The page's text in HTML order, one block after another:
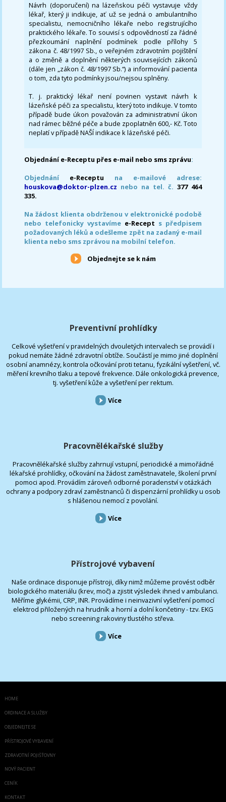
Návrh (doporučení) na lázeňskou péči vystavuje vždy
lékař, který ji indikuje, ať už se jedná o ambulantního
specialistu, nemocničního lékaře nebo registrujícího
praktického lékaře. To souvisí s odpovědností za řádné
přezkoumání naplnění podmínek podle přílohy 5
zákona č. 48/1997 Sb., o veřejném zdravotním pojištění
a o změně a doplnění některých souvisejících zákonů
(dále jen „zákon č. 48/1997 Sb.“) a informování pacienta
o tom, zda tyto podmínky jsou/nejsou splněny.
T. j. praktický lékař není povinen vystavit návrh k
lázeňské péči za specialistu, který toto indikuje. V tomto
případě bude úkon považován za administrativní úkon
nad rámec běžné péče a bude zpoplatněn 600,- Kč. Toto
neplatí v případě NAŠÍ indikace k lázeňské péči.
Objednání e-Receptu přes e-mail nebo sms zprávu:
Objednání e-Receptu na e-mailové adrese:
houskova@doktor-plzen.cz nebo na tel. č. 377 464
335.
Na žádost klienta obdrženou v elektronické podobě
nebo telefonicky vystavíme e-Recept s předpisem
požadovaných léků a odešleme zpět na zadaný e-mail
klienta nebo sms zprávou na mobilní telefon.
Objednejte se k nám
Preventivní prohlídky
Celkové vyšetření v pravidelných dvouletých intervalech se provádí i
pokud nemáte žádné zdravotní obtíže. Součástí je mimo jiné doplnění
osobní anamnézy, kontrola očkování proti tetanu, fyzikální vyšetření, vč.
měření krevního tlaku a tepové frekvence. Dále onkologická prevence,
tj. vyšetření kůže a vyšetření per rektum.
Více
Pracovnělékařské služby
Pracovnělékařské služby zahrnují vstupní, periodické a mimořádné
lékařské prohlídky, očkování na žádost zaměstnavatele, školení první
pomoci apod. Provádím zároveň odborné poradenství v otázkách
ochrany a podpory zdraví zaměstnanců či dispenzární prohlídky u osob
s hlášenou nemocí z povolání.
Více
Přístrojové vybavení
Naše ordinace disponuje přístroji, díky nimž můžeme provést odběr
biologického materiálu (krev, moč) a zjistit výsledek ihned v ambulanci.
Měříme glykémii, CRP, INR. Provádíme i neinvazivní vyšetření pomocí
elektrod přiložených na hrudník a horní a dolní končetiny - tzv. EKG
nebo screening rakoviny tlustého střeva.
Více
HOME
ORDINACE A SLUŽBY
OBJEDNEJTE SE
PŘÍSTROJOVÉ VYBAVENÍ
ZDRAVOTNÍ POJIŠŤOVNY
NOVÝ PACIENT
CENÍK
KONTAKT